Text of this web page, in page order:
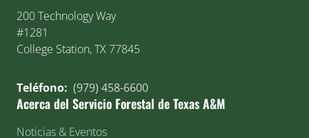
200 Technology Way
#1281
College Station, TX 77845
Teléfono: (979) 458-6600
Acerca del Servicio Forestal de Texas A&M
Noticias & Eventos